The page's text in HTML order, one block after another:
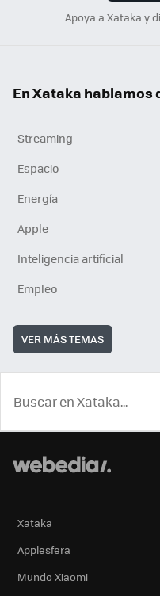
Apoya a Xataka y
En Xataka hablamos
Streaming
Espacio
Energía
Apple
Inteligencia artificial
Empleo
VER MÁS TEMAS
Xataka
Applesfera
Mundo Xiaomi